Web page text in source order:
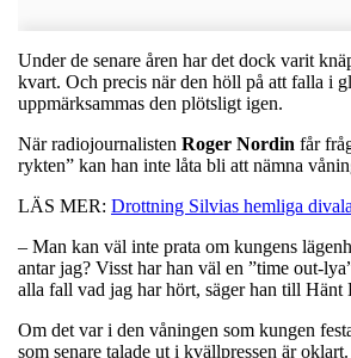
Under de senare åren har det dock varit
kvart. Och precis när den höll på att falla i
uppmärksammas den plötsligt igen.
När radiojournalisten Roger Nordin får
rykten” kan han inte låta bli att nämna
LÄS MER: Drottning Silvias hemliga
– Man kan väl inte prata om kungens
antar jag? Visst har han väl en ”time out-
alla fall vad jag har hört, säger han till Hänt
Om det var i den våningen som kungen
som senare talade ut i kvällpressen är oklart.